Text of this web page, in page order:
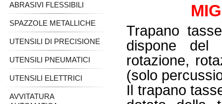
Trapano
dispone del
rotazione,
(solo
Il trapano
ABRASIVI FLESSIBILI
SPAZZOLE METALLICHE
UTENSILI DI PRECISIONE
UTENSILI PNEUMATICI
UTENSILI ELETTRICI
AVVITATURA